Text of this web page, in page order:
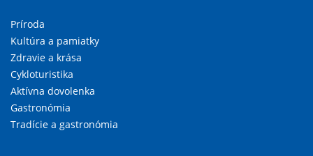
Príroda
Kultúra a pamiatky
Zdravie a krása
Cykloturistika
Aktívna dovolenka
Gastronómia
Tradície a gastronómia